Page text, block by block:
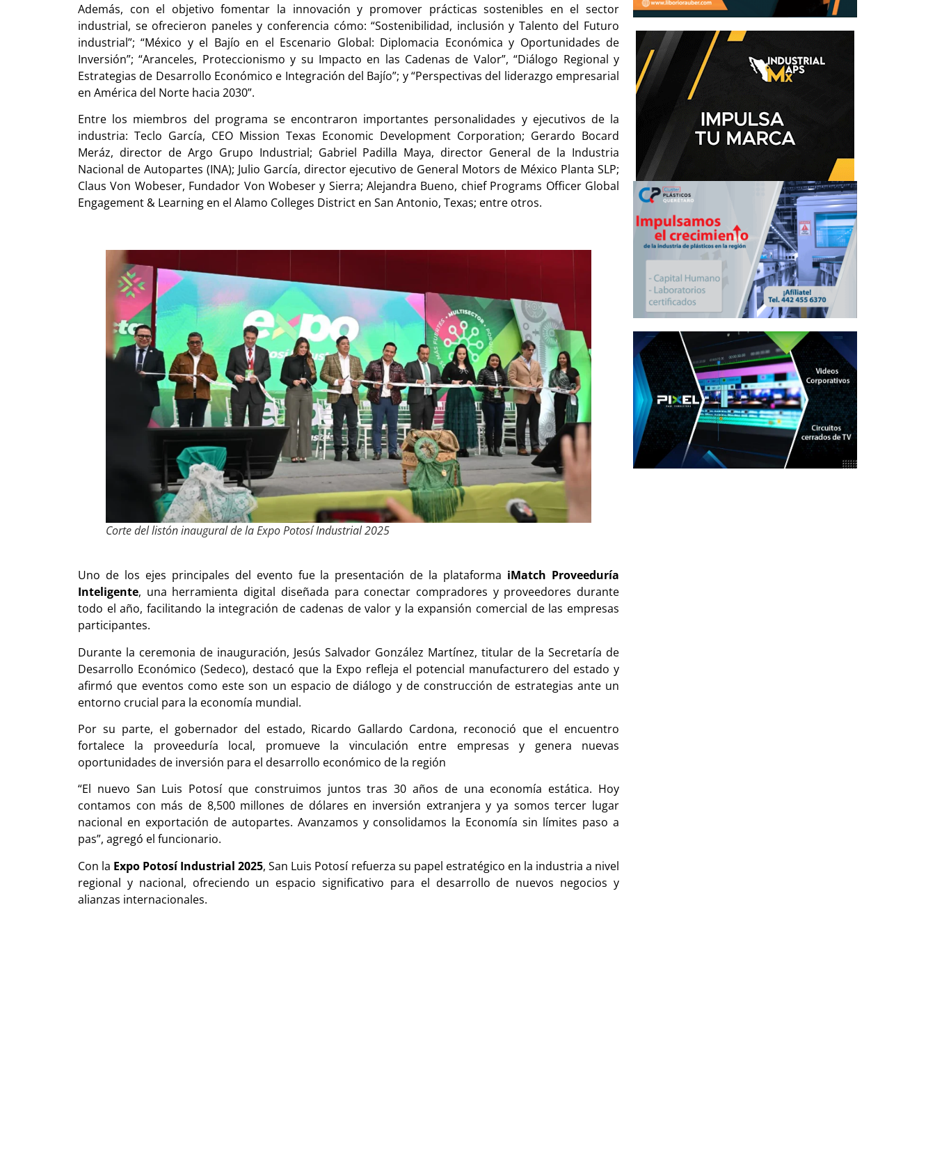
Además, con el objetivo fomentar la innovación y promover prácticas sostenibles en el sector
industrial, se ofrecieron paneles y conferencia cómo: “Sostenibilidad, inclusión y Talento del Futuro
industrial”; “México y el Bajío en el Escenario Global: Diplomacia Económica y Oportunidades de
Inversión”; “Aranceles, Proteccionismo y su Impacto en las Cadenas de Valor”, “Diálogo Regional y
Estrategias de Desarrollo Económico e Integración del Bajío”; y “Perspectivas del liderazgo empresarial
en América del Norte hacia 2030”.
Entre los miembros del programa se encontraron importantes personalidades y ejecutivos de la
industria: Teclo García, CEO Mission Texas Economic Development Corporation; Gerardo Bocard
Meráz, director de Argo Grupo Industrial; Gabriel Padilla Maya, director General de la Industria
Nacional de Autopartes (INA); Julio García, director ejecutivo de General Motors de México Planta SLP;
Claus Von Wobeser, Fundador Von Wobeser y Sierra; Alejandra Bueno, chief Programs Officer Global
Engagement & Learning en el Alamo Colleges District en San Antonio, Texas; entre otros.
Corte del listón inaugural de la Expo Potosí Industrial 2025
Uno de los ejes principales del evento fue la presentación de la plataforma iMatch Proveeduría
Inteligente, una herramienta digital diseñada para conectar compradores y proveedores durante
todo el año, facilitando la integración de cadenas de valor y la expansión comercial de las empresas
participantes.
Durante la ceremonia de inauguración, Jesús Salvador González Martínez, titular de la Secretaría de
Desarrollo Económico (Sedeco), destacó que la Expo refleja el potencial manufacturero del estado y
afirmó que eventos como este son un espacio de diálogo y de construcción de estrategias ante un
entorno crucial para la economía mundial.
Por su parte, el gobernador del estado, Ricardo Gallardo Cardona, reconoció que el encuentro
fortalece la proveeduría local, promueve la vinculación entre empresas y genera nuevas
oportunidades de inversión para el desarrollo económico de la región
“El nuevo San Luis Potosí que construimos juntos tras 30 años de una economía estática. Hoy
contamos con más de 8,500 millones de dólares en inversión extranjera y ya somos tercer lugar
nacional en exportación de autopartes. Avanzamos y consolidamos la Economía sin límites paso a
pas”, agregó el funcionario.
Con la Expo Potosí Industrial 2025, San Luis Potosí refuerza su papel estratégico en la industria a nivel
regional y nacional, ofreciendo un espacio significativo para el desarrollo de nuevos negocios y
alianzas internacionales.